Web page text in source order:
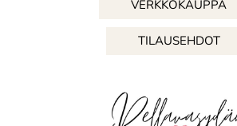
VERKKOKAUPPA
TILAUSEHDOT